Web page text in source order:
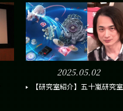
2025.05.02
【研究室紹介】五十嵐研究室